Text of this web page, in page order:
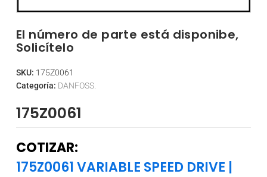
El número de parte está disponibe,
Solicítelo
SKU: 175Z0061
Categoría: DANFOSS.
175Z0061
COTIZAR:
175Z0061 VARIABLE SPEED DRIVE |